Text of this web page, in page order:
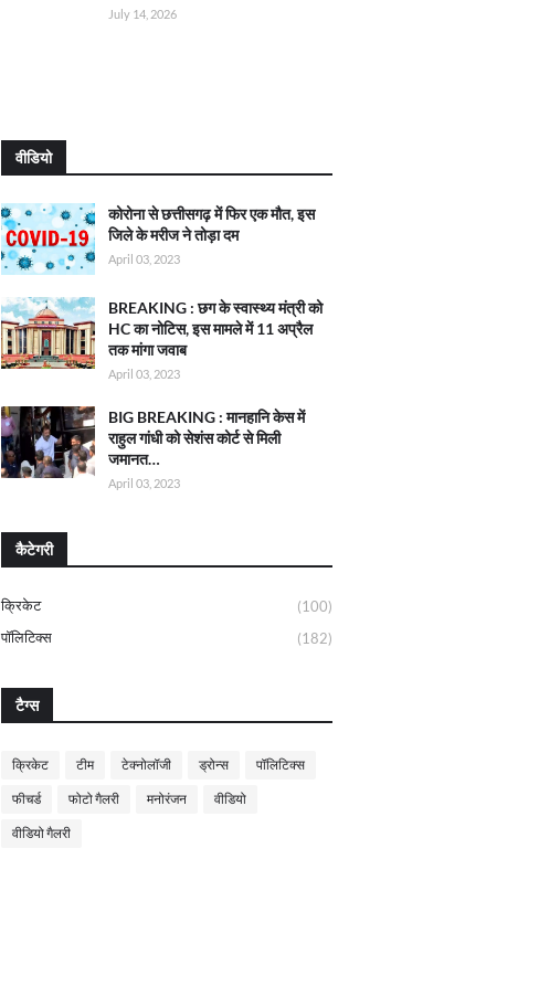
July 14, 2026
वीडियो
कोरोना से छत्तीसगढ़ में फिर एक मौत, इस
जिले के मरीज ने तोड़ा दम
April 03, 2023
BREAKING : छग के स्वास्थ्य मंत्री को
HC का नोटिस, इस मामले में 11 अप्रैल
तक मांगा जवाब
April 03, 2023
BIG BREAKING : मानहानि केस में
राहुल गांधी को सेशंस कोर्ट से मिली
जमानत…
April 03, 2023
कैटेगरी
क्रिकेट
(100)
पॉलिटिक्स
(182)
टैग्स
क्रिकेट टीम टेक्नोलॉजी ड्रोन्स पॉलिटिक्स
फीचर्ड फोटो गैलरी मनोरंजन वीडियो
वीडियो गैलरी